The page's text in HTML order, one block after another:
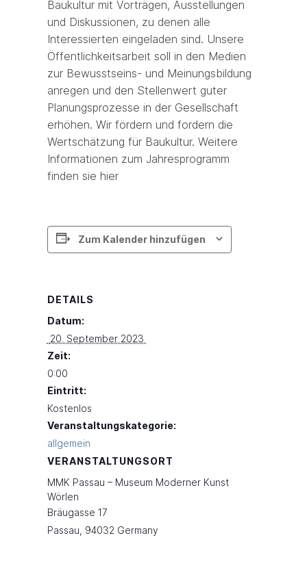
Baukultur mit Vorträgen, Ausstellungen
und Diskussionen, zu denen alle
Interessierten eingeladen sind. Unsere
Öffentlichkeitsarbeit soll in den Medien
zur Bewusstseins- und Meinungsbildung
anregen und den Stellenwert guter
Planungsprozesse in der Gesellschaft
erhöhen. Wir fördern und fordern die
Wertschätzung für Baukultur. Weitere
Informationen zum Jahresprogramm
finden sie hier
Zum Kalender hinzufügen
DETAILS
Datum:
20. September 2023
Zeit:
0:00
Eintritt:
Kostenlos
Veranstaltungskategorie:
allgemein
VERANSTALTUNGSORT
MMK Passau – Museum Moderner Kunst
Wörlen
Bräugasse 17
Passau 94032 Germany